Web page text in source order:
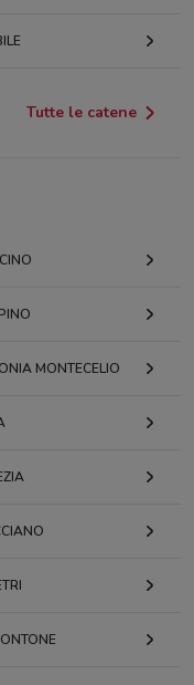
Tutte le catene
MONTECELIO